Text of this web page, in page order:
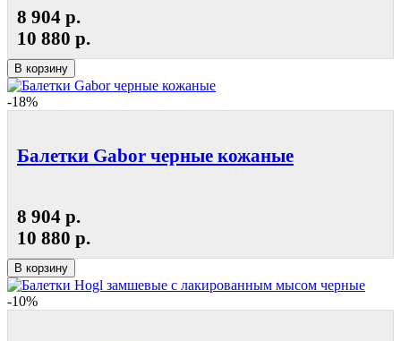
8 904 р.
10 880 р.
В корзину
-18%
Балетки Gabor черные кожаные
8 904 р.
10 880 р.
В корзину
-10%